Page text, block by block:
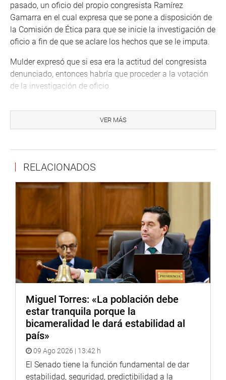
pasado, un oficio del propio congresista Ramírez
Gamarra en el cual expresa que se pone a disposición de
la Comisión de Ética para que se inicie la investigación de
oficio a fin de que se aclare los hechos que se le imputa.
Mulder expresó que si esa era la actitud del congresista
denunciado, entonces habría que proceder a la votación
de la investigación de oficio.
que, al iniciarse la investigación con la cual está de
acuerdo el congresista Ramírez, se le haría un favor a él
Congreso es el primer interesado en aclarar y establecer o
propios representantes.
Votaron a favor de la cuestión previa para realizar la
investigación de oficio los parlamentarios Rogelio
Canches, Daniel Mora, Mauricio Mulder, Mesías Guevara y
Carlos Tubino.
De otro lado, en la misma sesión fueron declaradas
improcedentes denuncias que habían sido planteadas por
deportivas y de agricultores, en diferentes casos, contra
los legisladores José Luna Gálvez (SN), Manuel Merino De
Lama (AP-FA) y Élard Melgar Valdez (FP). (JTR).
VER MÁS
RELACIONADOS
Miguel Torres: «La población debe
estar tranquila porque la
bicameralidad le dará estabilidad al
país»
09 Ago 2026 | 13:42 h
El Senado tiene la función fundamental de dar
estabilidad, seguridad, predictibilidad a la